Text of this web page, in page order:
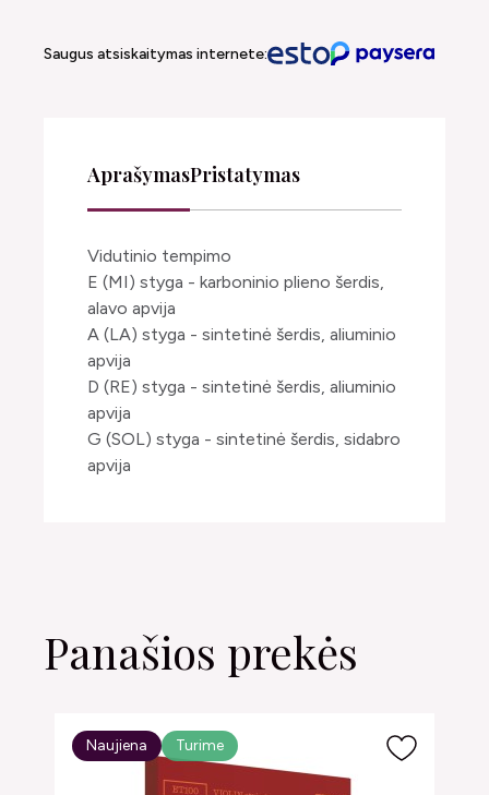
Saugus atsiskaitymas internete:
AprašymasPristatymas
Vidutinio tempimo
E (MI) styga - karboninio plieno šerdis,
alavo apvija
A (LA) styga - sintetinė šerdis, aliuminio
apvija
D (RE) styga - sintetinė šerdis, aliuminio
apvija
G (SOL) styga - sintetinė šerdis, sidabro
apvija
Panašios prekės
Naujiena Turime